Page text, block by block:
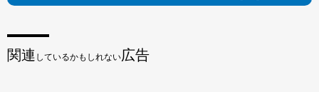
関連 しているかもしれない広告